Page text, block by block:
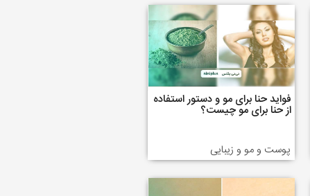
فواید حنا برای مو و دستور استفاده
از حنا برای مو چیست؟
پوست و مو و زیبایی